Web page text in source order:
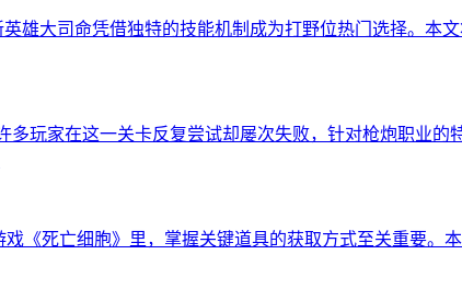
雄大司命凭借独特的技能机制成为打野位热门选择。本
多玩家在这一关卡反复尝试却屡次失败，针对枪炮职业
《死亡细胞》里，掌握关键道具的获取方式至关重要